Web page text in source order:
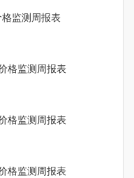
监测周报表
格监测周报表
格监测周报表
格监测周报表